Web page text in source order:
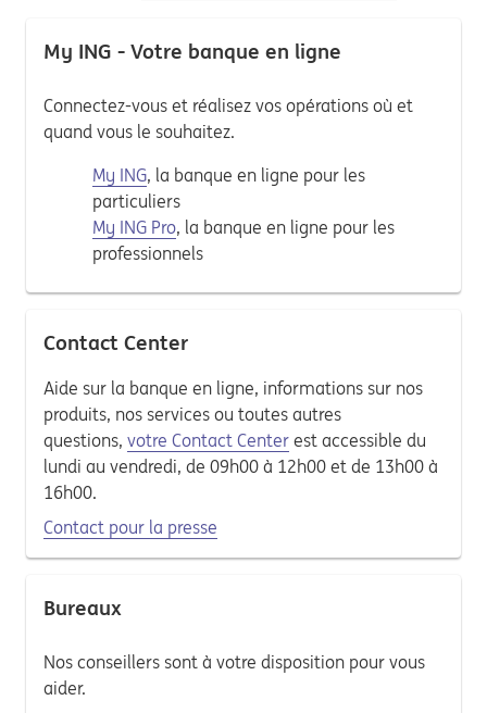
My ING - Votre banque en ligne
Connectez-vous et réalisez vos opérations où et
quand vous le souhaitez.
My ING, la banque en ligne pour les
particuliers
My ING Pro, la banque en ligne pour les
professionnels
Contact Center
Aide sur la banque en ligne, informations sur nos
produits, nos services ou toutes autres
questions, votre Contact Center est accessible du
lundi au vendredi, de 09h00 à 12h00 et de 13h00 à
16h00.
Contact pour la presse
Bureaux
Nos conseillers sont à votre disposition pour vous
aider.